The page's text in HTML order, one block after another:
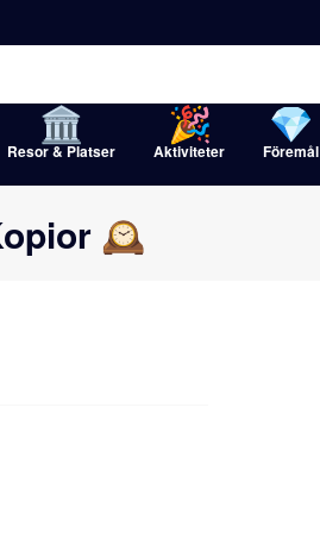
Resor & Platser Aktiviteter Föremål
🕰